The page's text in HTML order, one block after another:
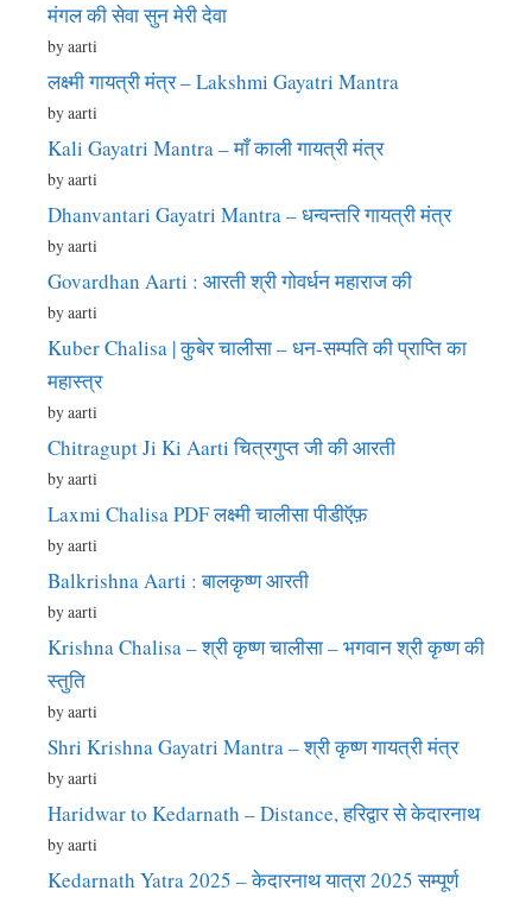
मंगल की सेवा सुन मेरी देवा
by aarti
लक्ष्मी गायत्री मंत्र – Lakshmi Gayatri Mantra
by aarti
Kali Gayatri Mantra – माँ काली गायत्री मंत्र
by aarti
Dhanvantari Gayatri Mantra – धन्वन्तरि गायत्री मंत्र
by aarti
Govardhan Aarti : आरती श्री गोवर्धन महाराज की
by aarti
Kuber Chalisa | कुबेर चालीसा – धन-सम्पति की प्राप्ति का
महास्त्र
by aarti
Chitragupt Ji Ki Aarti चित्रगुप्त जी की आरती
by aarti
Laxmi Chalisa PDF लक्ष्मी चालीसा पीडीऍफ़
by aarti
Balkrishna Aarti : बालकृष्ण आरती
by aarti
Krishna Chalisa – श्री कृष्ण चालीसा – भगवान श्री कृष्ण की
स्तुति
by aarti
Shri Krishna Gayatri Mantra – श्री कृष्ण गायत्री मंत्र
by aarti
Haridwar to Kedarnath – Distance, हरिद्वार से केदारनाथ
by aarti
Kedarnath Yatra 2025 – केदारनाथ यात्रा 2025 सम्पूर्ण